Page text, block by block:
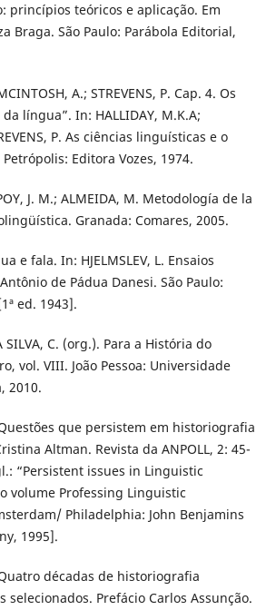
princípios teóricos e aplicação. Em
Braga. São Paulo: Parábola Editorial,
A.; STREVENS, P. Cap. 4. Os
língua”. In: HALLIDAY, M.K.A;
P. As ciências linguísticas e o
Editora Vozes, 1974.
J. M.; ALMEIDA, M. Metodología de la
Granada: Comares, 2005.
e fala. In: HJELMSLEV, L. Ensaios
de Pádua Danesi. São Paulo:
ed. 1943].
SILVA, C. (org.). Para a História do
vol. VIII. João Pessoa: Universidade
2010.
Questões que persistem em historiografia
Altman. Revista da ANPOLL, 2: 45-
“Persistent issues in Linguistic
volume Professing Linguistic
Philadelphia: John Benjamins
1995].
Quatro décadas de historiografia
selecionados. Prefácio Carlos Assunção.